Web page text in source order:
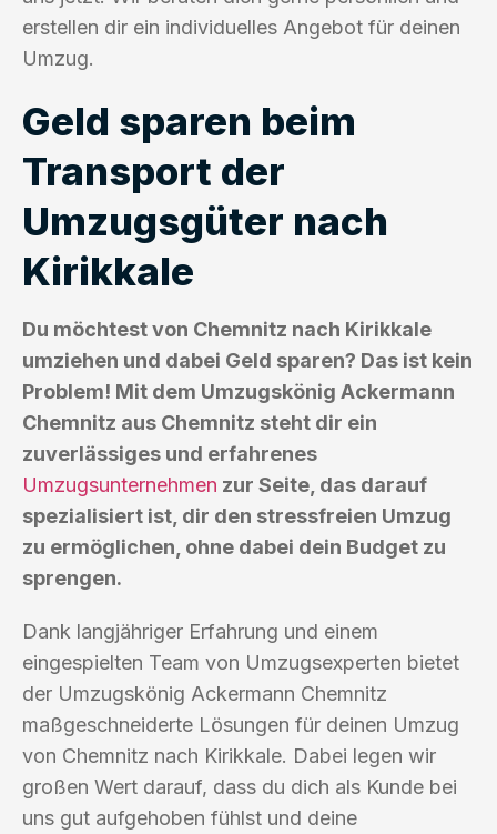
erstellen dir ein individuelles Angebot für deinen
Umzug.
Geld sparen beim
Transport der
Umzugsgüter nach
Kirikkale
Du möchtest von Chemnitz nach Kirikkale
umziehen und dabei Geld sparen? Das ist kein
Problem! Mit dem Umzugskönig Ackermann
Chemnitz aus Chemnitz steht dir ein
zuverlässiges und erfahrenes
Umzugsunternehmen zur Seite, das darauf
spezialisiert ist, dir den stressfreien Umzug
zu ermöglichen, ohne dabei dein Budget zu
sprengen.
Dank langjähriger Erfahrung und einem
eingespielten Team von Umzugsexperten bietet
der Umzugskönig Ackermann Chemnitz
maßgeschneiderte Lösungen für deinen Umzug
von Chemnitz nach Kirikkale. Dabei legen wir
großen Wert darauf, dass du dich als Kunde bei
uns gut aufgehoben fühlst und deine